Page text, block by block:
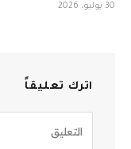
30 يوليو، 2026
اترك تعليقاً